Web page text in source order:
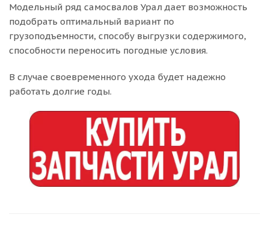
Модельный ряд самосвалов Урал дает возможность
подобрать оптимальный вариант по
грузоподъемности, способу выгрузки содержимого,
способности переносить погодные условия.
В случае своевременного ухода будет надежно
работать долгие годы.